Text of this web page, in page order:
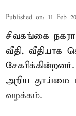
Published on: 11 Feb
சிவகங்கை
வீதி, வீதியாக
அறிய தூய்மை
வழக்கம்.